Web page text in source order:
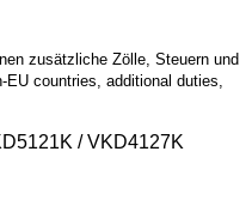
zusätzliche Zölle, Steuern und
EU countries, additional duties,
/ VKD4127K